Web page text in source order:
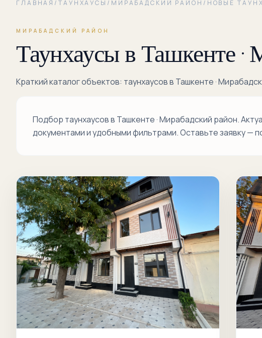
ГЛАВНАЯ /ТАУНХАУСЫ / МИРАБАДСКИЙ РАЙОН / НОВЫЕ
МИРАБАДСКИЙ РАЙОН
Таунхаусы в Ташкенте
Краткий каталог объектов: таунхаусов в Ташкенте ·
Подбор таунхаусов в Ташкенте · Мирабадский район.
документами и удобными фильтрами. Оставьте заявку —